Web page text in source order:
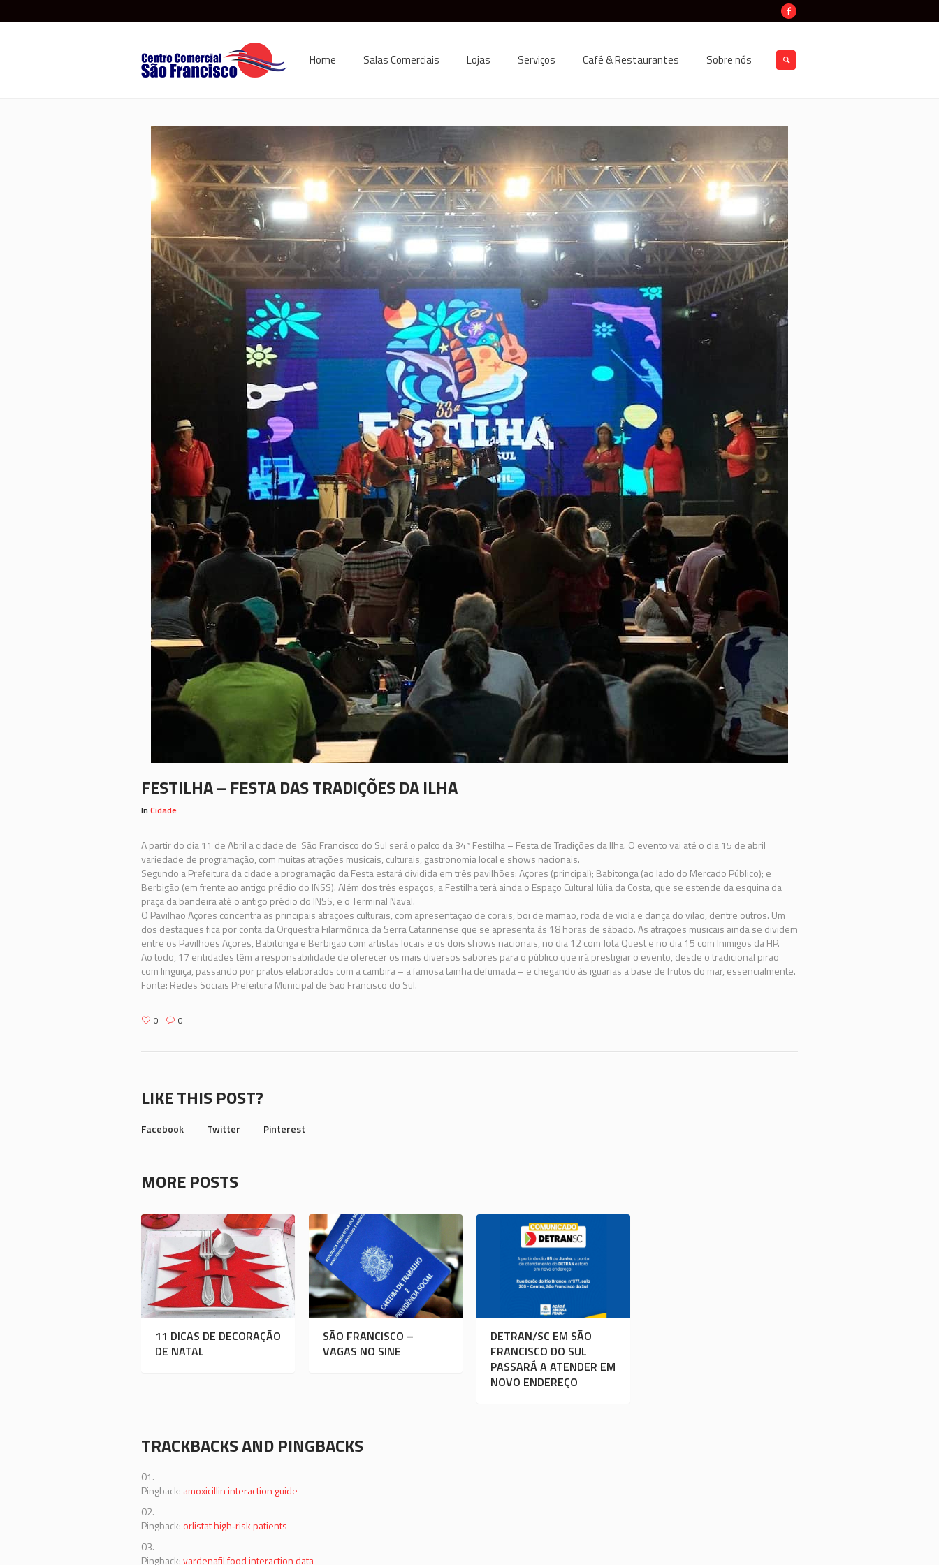
Home Salas Comerciais Lojas Serviços Café & Restaurantes Sobre nós
FESTILHA – FESTA DAS TRADIÇÕES DA ILHA
In Cidade
A partir do dia 11 de Abril a cidade de São Francisco do Sul será o palco da 34ª Festilha – Festa de Tradições da Ilha. O evento vai até o dia 15 de abril
variedade de programação, com muitas atrações musicais, culturais, gastronomia local e shows nacionais.
Segundo a Prefeitura da cidade a programação da Festa estará dividida em três pavilhões: Açores (principal); Babitonga (ao lado do Mercado Público); e
Berbigão (em frente ao antigo prédio do INSS). Além dos três espaços, a Festilha terá ainda o Espaço Cultural Júlia da Costa, que se estende da esquina da
praça da bandeira até o antigo prédio do INSS, e o Terminal Naval.
O Pavilhão Açores concentra as principais atrações culturais, com apresentação de corais, boi de mamão, roda de viola e dança do vilão, dentre outros. Um
dos destaques fica por conta da Orquestra Filarmônica da Serra Catarinense que se apresenta às 18 horas de sábado. As atrações musicais ainda se dividem
entre os Pavilhões Açores, Babitonga e Berbigão com artistas locais e os dois shows nacionais, no dia 12 com Jota Quest e no dia 15 com Inimigos da HP.
Ao todo, 17 entidades têm a responsabilidade de oferecer os mais diversos sabores para o público que irá prestigiar o evento, desde o tradicional pirão
com linguiça, passando por pratos elaborados com a cambira – a famosa tainha defumada – e chegando às iguarias a base de frutos do mar, essencialmente.
Fonte: Redes Sociais Prefeitura Municipal de São Francisco do Sul.
0 0
LIKE THIS POST?
Facebook Twitter Pinterest
MORE POSTS
11 DICAS DE DECORAÇÃO
DE NATAL
SÃO FRANCISCO –
VAGAS NO SINE
DETRAN/SC EM SÃO
FRANCISCO DO SUL
PASSARÁ A ATENDER EM
NOVO ENDEREÇO
TRACKBACKS AND PINGBACKS
Pingback: amoxicillin interaction guide
Pingback: orlistat high‑risk patients
Pingback:vardenafil food interaction data